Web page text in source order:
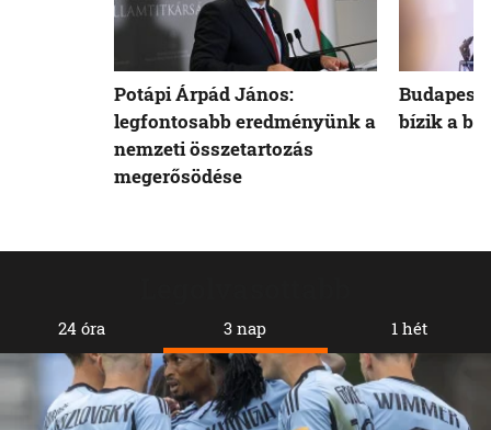
24 óra 3 nap 1 hét
Potápi Árpád János:
legfontosabb eredményünk a
nemzeti összetartozás
megerősödése
Budapest
bízik a